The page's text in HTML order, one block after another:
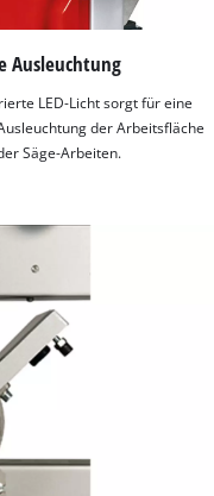
Ausleuchtung
LED-Licht sorgt für eine
der Arbeitsfläche
Säge-Arbeiten.